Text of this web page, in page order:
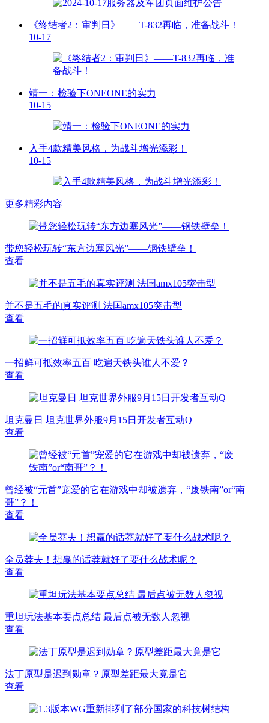
《终结者2：审判日》——T-832再临，准备战斗！
10-17
靖一：检验下ONEONE的实力
10-15
入手4款精美风格，为战斗增光添彩！
10-15
更多精彩内容
带您轻松玩转“东方边塞风光”——钢铁壁垒！
查看
并不是五毛的真实评测 法国amx105突击型
查看
一招鲜可抵效率五百 吃遍天铁头谁人不爱？
查看
坦克曼日 坦克世界外服9月15日开发者互动Q
查看
曾经被“元首”宠爱的它在游戏中却被遗弃，“废铁南”or“南
哥”？！
查看
全员莽夫！想赢的话莽就好了要什么战术呢？
查看
重坦玩法基本要点总结 最后点被无数人忽视
查看
法丁原型是迟到勋章？原型差距最大竟是它
查看